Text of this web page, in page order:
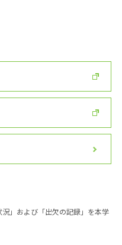
」および「出欠の記録」を本学